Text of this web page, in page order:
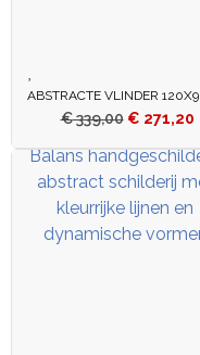
ABSTRACTE VLINDER
€339,00 € 271,20